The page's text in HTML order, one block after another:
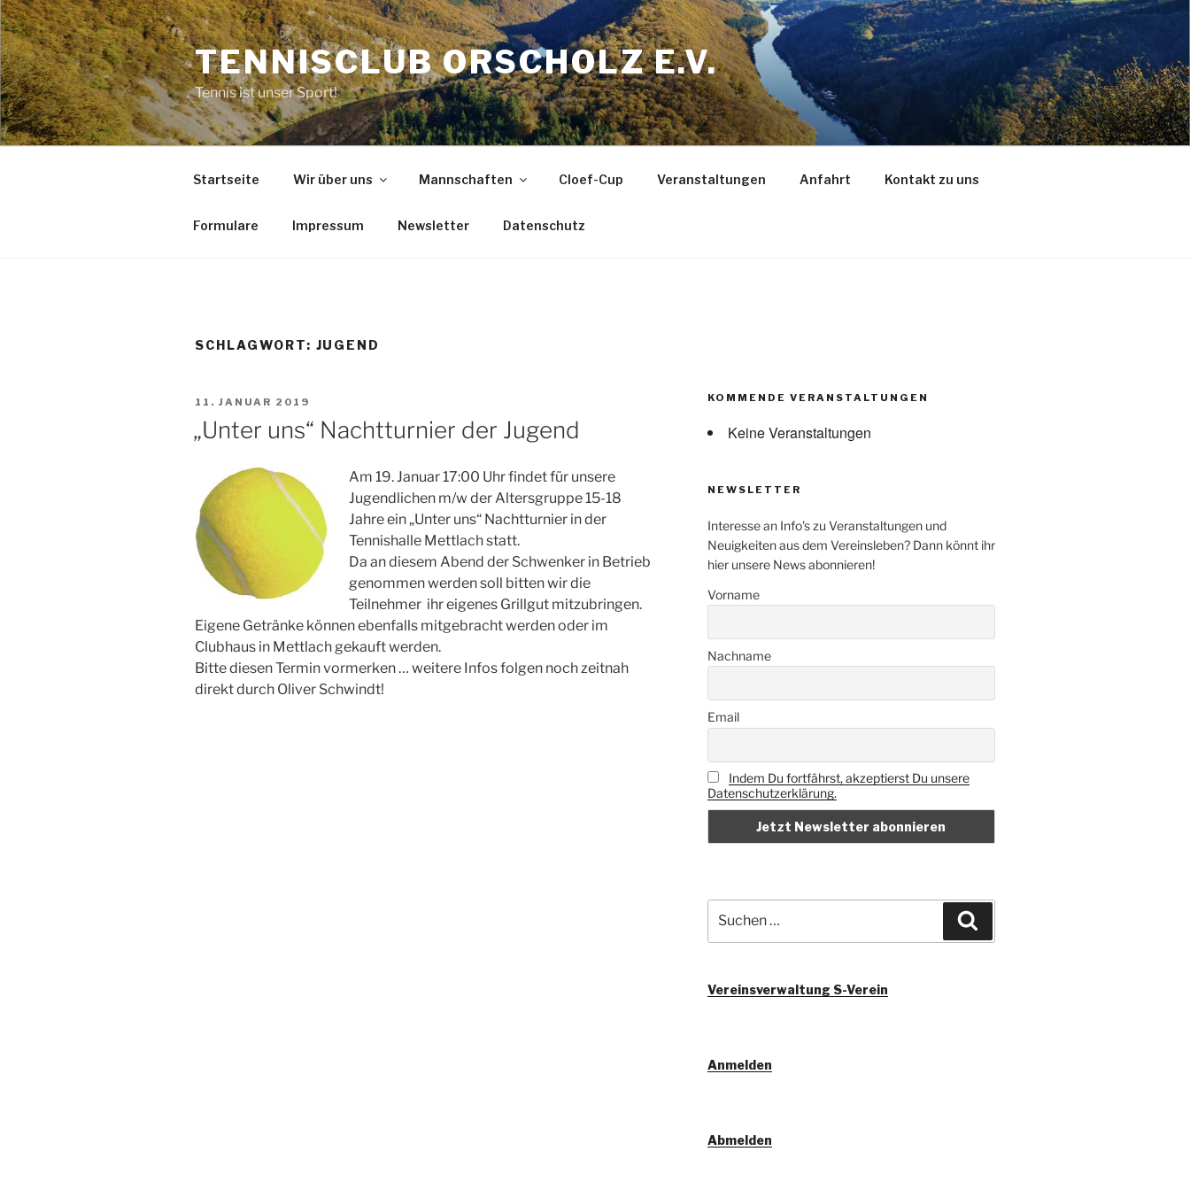
Zum
Inhalt
springen
TENNISCLUB ORSCHOLZ E.V.
Tennis ist unser Sport!
Startseite Wir über uns Mannschaften Cloef-Cup Veranstaltungen Anfahrt Kontakt zu uns
Formulare Impressum Newsletter Datenschutz
SCHLAGWORT: JUGEND
VERÖFFENTLICHT
AM
11. JANUAR 2019
„Unter uns“ Nachtturnier der Jugend
Am 19. Januar 17:00 Uhr findet für unsere
Jugendlichen m/w der Altersgruppe 15-18
Jahre ein „Unter uns“ Nachtturnier in der
Tennishalle Mettlach statt.
Da an diesem Abend der Schwenker in Betrieb
genommen werden soll bitten wir die
Teilnehmer ihr eigenes Grillgut mitzubringen.
Eigene Getränke können ebenfalls mitgebracht werden oder im
Clubhaus in Mettlach gekauft werden.
Bitte diesen Termin vormerken … weitere Infos folgen noch zeitnah
direkt durch Oliver Schwindt!
KOMMENDE VERANSTALTUNGEN
Keine Veranstaltungen
NEWSLETTER
Interesse an Info's zu Veranstaltungen und
Neuigkeiten aus dem Vereinsleben? Dann könnt ihr
hier unsere News abonnieren!
Vorname
Nachname
Email
Indem Du fortfährst, akzeptierst Du unsere
Datenschutzerklärung.
nach:
Vereinsverwaltung S-Verein
Anmelden
Abmelden